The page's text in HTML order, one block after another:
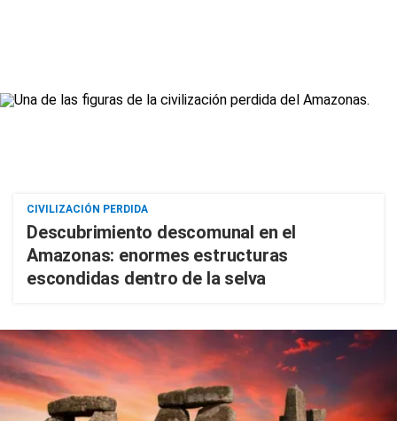
CIVILIZACIÓN PERDIDA
Descubrimiento descomunal en el
Amazonas: enormes estructuras
escondidas dentro de la selva